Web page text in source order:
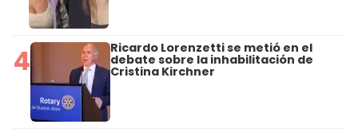
4 Ricardo Lorenzetti se metió en el
debate sobre la inhabilitación de
Cristina Kirchner